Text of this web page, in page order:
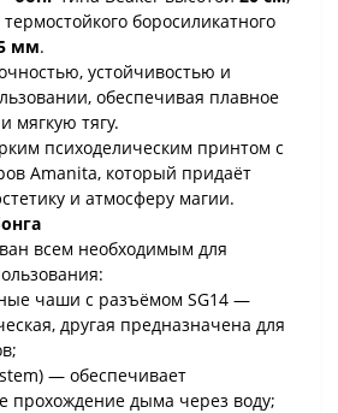
боросиликатного
мм.
устойчивостью и
обеспечивая плавное
мягкую тягу.
психоделическим принтом с
Amanita, который придаёт
и атмосферу магии.
всем необходимым для
чаши с разъёмом SG14 —
другая предназначена для
— обеспечивает
прохождение дыма через воду;